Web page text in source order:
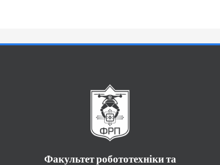
Факультет робототехніки та